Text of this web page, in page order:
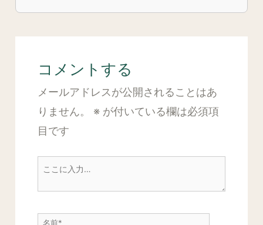
コメントする
メールアドレスが公開されることはあ
りません。
※ が付いている欄は必須項
目です
こ
名